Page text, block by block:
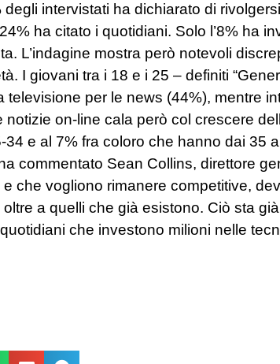
degli intervistati ha dichiarato di
ha citato i quotidiani. Solo l’8% ha
L’indagine mostra però notevoli
I giovani tra i 18 e i 25 – definiti
televisione per le news (44%), mentre
notizie on-line cala però col crescere
34 e al 7% fra coloro che hanno dai 35
commentato Sean Collins, direttore
che vogliono rimanere competitive,
a quelli che già esistono. Ciò sta
che investono milioni nelle